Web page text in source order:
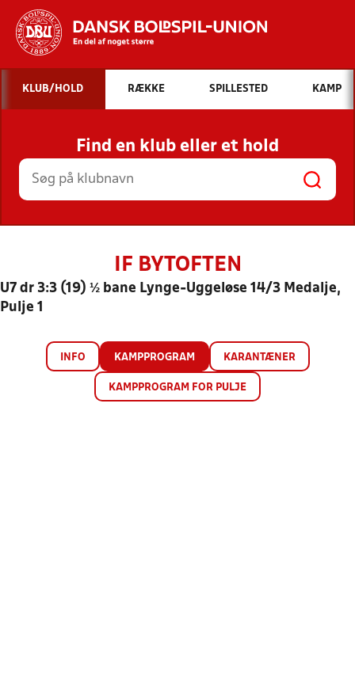
Hvad vil du søge efter?
INDHOLD OG NYHEDER
STILLINGER, RESULTATER, KLUBBER OG
HOLD
KLUB/HOLD RÆKKE SPILLESTED KAMP
Find en klub eller et hold
IF BYTOFTEN
U7 dr 3:3 (19) ½ bane Lynge-Uggeløse 14/3 Medalje,
Pulje 1
INFO KAMPPROGRAM KARANTÆNER
KAMPPROGRAM FOR PULJE